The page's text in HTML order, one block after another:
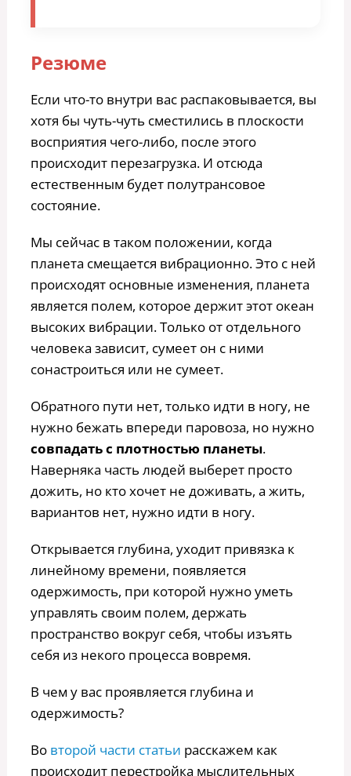
Резюме
Если что-то внутри вас распаковывается, вы
хотя бы чуть-чуть сместились в плоскости
восприятия чего-либо, после этого
происходит перезагрузка. И отсюда
естественным будет полутрансовое
состояние.
Мы сейчас в таком положении, когда
планета смещается вибрационно. Это с ней
происходят основные изменения, планета
является полем, которое держит этот океан
высоких вибрации. Только от отдельного
человека зависит, сумеет он с ними
сонастроиться или не сумеет.
Обратного пути нет, только идти в ногу, не
нужно бежать впереди паровоза, но нужно
совпадать с плотностью планеты.
Наверняка часть людей выберет просто
дожить, но кто хочет не доживать, а жить,
вариантов нет, нужно идти в ногу.
Открывается глубина, уходит привязка к
линейному времени, появляется
одержимость, при которой нужно уметь
управлять своим полем, держать
пространство вокруг себя, чтобы изъять
себя из некого процесса вовремя.
В чем у вас проявляется глубина и
одержимость?
Во второй части статьи расскажем как
происходит перестройка мыслительных